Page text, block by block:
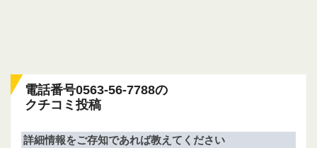
電話番号0563-56-7788の
クチコミ投稿
詳細情報をご存知であれば教えてください